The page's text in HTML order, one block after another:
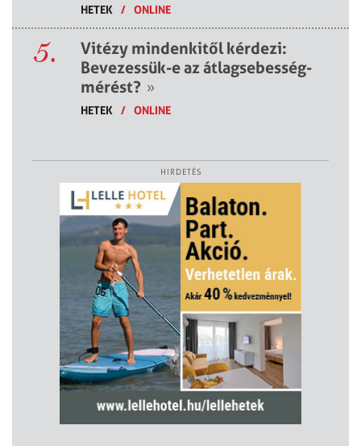
HETEK / ONLINE
5.
Vitézy mindenkitől kérdezi:
Bevezessük-e az átlagsebesség-
mérést? »
HETEK / ONLINE
HIRDETÉS